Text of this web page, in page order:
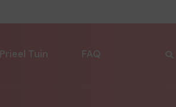
Prieel Tuin FAQ